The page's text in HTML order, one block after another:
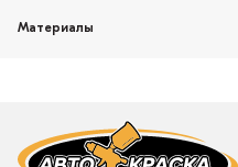
Материалы